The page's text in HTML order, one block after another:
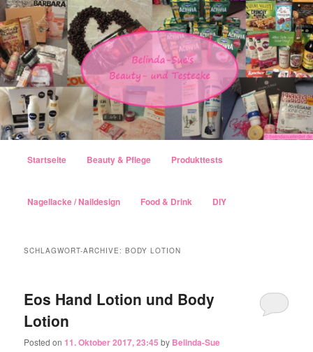
Zum Inhalt wechseln
Zum sekundären Inhalt wechseln
Startseite Beauty & Pflege Produkttests
Nagellacke / Naildesign Food & Drink DIY
SCHLAGWORT-ARCHIVE:BODY LOTION
Eos Hand Lotion und Body
Lotion
Posted on11. Oktober 2017, 23:45 by Belinda-Sue